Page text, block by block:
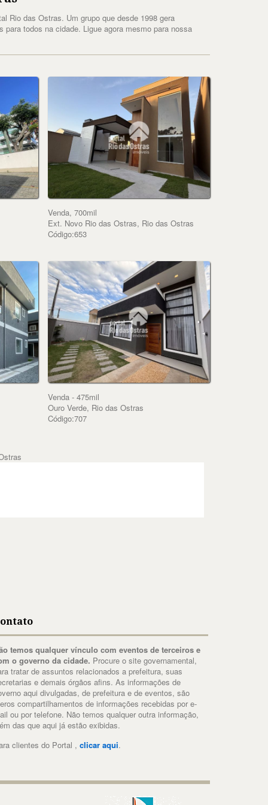
Rio das Ostras. Um grupo que desde 1998 gera
todos na cidade. Ligue agora mesmo para nossa
Venda, 700mil
Ext. Novo Rio das Ostras, Rio das Ostras
Código:653
Venda - 475mil
Ouro Verde, Rio das Ostras
Código:707
temos qualquer vínculo com eventos de terceiros e
o governo da cidade. Procure o site governamental,
tratar de assuntos relacionados a prefeitura, suas
e demais órgãos afins. As informações de
aqui divulgadas, de prefeitura e de eventos, são
compartilhamentos de informações recebidas por e-
ou por telefone. Não temos qualquer outra informação,
das que aqui já estão exibidas.
clientes do Portal , clicar aqui.